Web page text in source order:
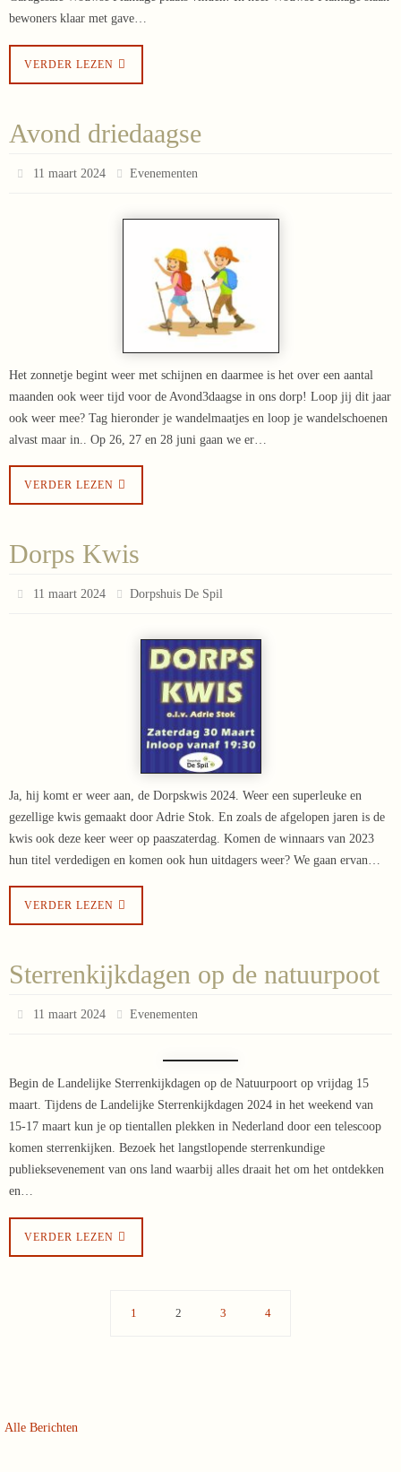
bewoners klaar met gave…
VERDER LEZEN
Avond driedaagse
11 maart 2024 Evenementen
Het zonnetje begint weer met schijnen en daarmee is het over een aantal
maanden ook weer tijd voor de Avond3daagse in ons dorp! Loop jij dit jaar
ook weer mee? Tag hieronder je wandelmaatjes en loop je wandelschoenen
alvast maar in.. Op 26, 27 en 28 juni gaan we er…
VERDER LEZEN
Dorps Kwis
11 maart 2024 Dorpshuis De Spil
Ja, hij komt er weer aan, de Dorpskwis 2024. Weer een superleuke en
gezellige kwis gemaakt door Adrie Stok. En zoals de afgelopen jaren is de
kwis ook deze keer weer op paaszaterdag. Komen de winnaars van 2023
hun titel verdedigen en komen ook hun uitdagers weer? We gaan ervan…
VERDER LEZEN
Sterrenkijkdagen op de natuurpoot
11 maart 2024 Evenementen
Begin de Landelijke Sterrenkijkdagen op de Natuurpoort op vrijdag 15
maart. Tijdens de Landelijke Sterrenkijkdagen 2024 in het weekend van
15-17 maart kun je op tientallen plekken in Nederland door een telescoop
komen sterrenkijken. Bezoek het langstlopende sterrenkundige
publieksevenement van ons land waarbij alles draait het om het ontdekken
en…
VERDER LEZEN
1 2 3 4
Alle Berichten